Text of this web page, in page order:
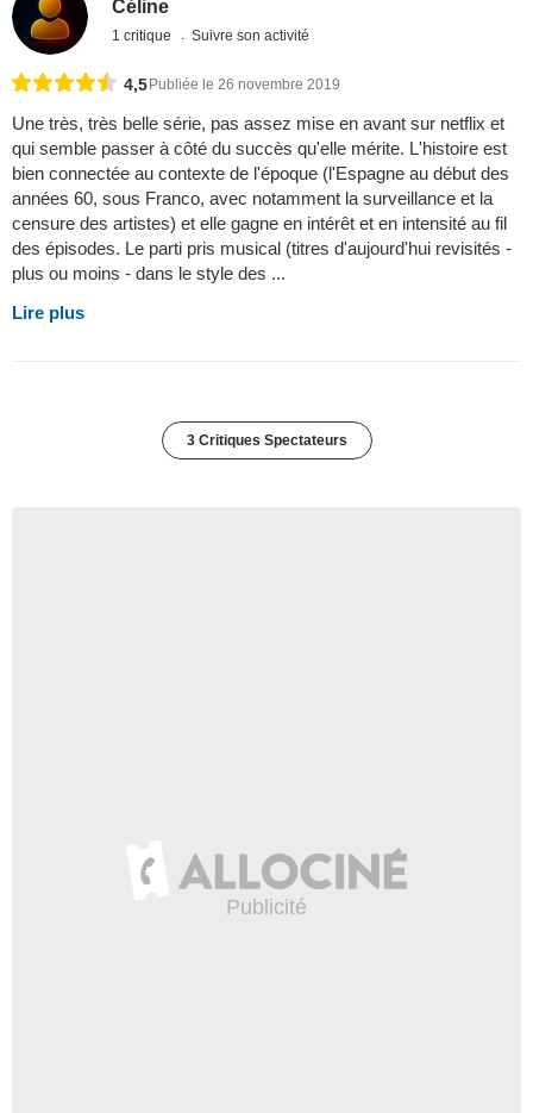
Céline
1 critique Suivre son activité
4,5 Publiée le 26 novembre 2019
Une très, très belle série, pas assez mise en avant sur netflix et
qui semble passer à côté du succès qu'elle mérite. L'histoire est
bien connectée au contexte de l'époque (l'Espagne au début des
années 60, sous Franco, avec notamment la surveillance et la
censure des artistes) et elle gagne en intérêt et en intensité au fil
des épisodes. Le parti pris musical (titres d'aujourd'hui revisités -
plus ou moins - dans le style des ...
Lire plus
3 Critiques Spectateurs